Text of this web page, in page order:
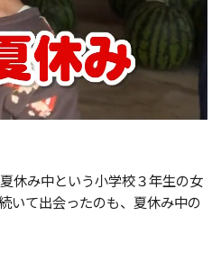
休み中という小学校３年生の女
いて出会ったのも、夏休み中の